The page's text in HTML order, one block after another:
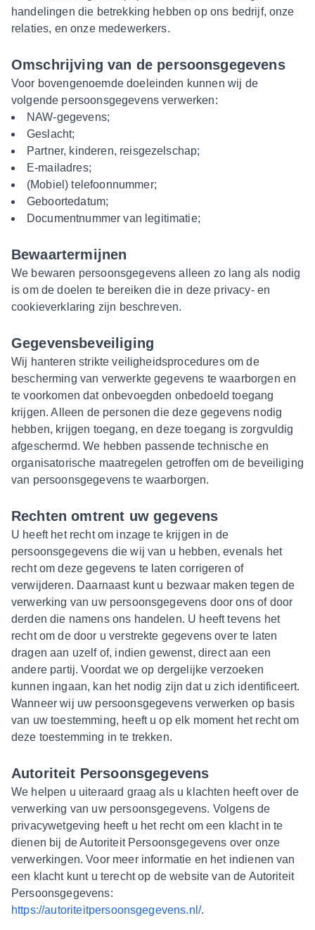
handelingen die betrekking hebben op ons bedrijf, onze
relaties, en onze medewerkers.
Omschrijving van de persoonsgegevens
Voor bovengenoemde doeleinden kunnen wij de
volgende persoonsgegevens verwerken:
NAW-gegevens;
Geslacht;
Partner, kinderen, reisgezelschap;
E-mailadres;
(Mobiel) telefoonnummer;
Geboortedatum;
Documentnummer van legitimatie;
Bewaartermijnen
We bewaren persoonsgegevens alleen zo lang als nodig
is om de doelen te bereiken die in deze privacy- en
cookieverklaring zijn beschreven.
Gegevensbeveiliging
Wij hanteren strikte veiligheidsprocedures om de
bescherming van verwerkte gegevens te waarborgen en
te voorkomen dat onbevoegden onbedoeld toegang
krijgen. Alleen de personen die deze gegevens nodig
hebben, krijgen toegang, en deze toegang is zorgvuldig
afgeschermd. We hebben passende technische en
organisatorische maatregelen getroffen om de beveiliging
van persoonsgegevens te waarborgen.
Rechten omtrent uw gegevens
U heeft het recht om inzage te krijgen in de
persoonsgegevens die wij van u hebben, evenals het
recht om deze gegevens te laten corrigeren of
verwijderen. Daarnaast kunt u bezwaar maken tegen de
verwerking van uw persoonsgegevens door ons of door
derden die namens ons handelen. U heeft tevens het
recht om de door u verstrekte gegevens over te laten
dragen aan uzelf of, indien gewenst, direct aan een
andere partij. Voordat we op dergelijke verzoeken
kunnen ingaan, kan het nodig zijn dat u zich identificeert.
Wanneer wij uw persoonsgegevens verwerken op basis
van uw toestemming, heeft u op elk moment het recht om
deze toestemming in te trekken.
Autoriteit Persoonsgegevens
We helpen u uiteraard graag als u klachten heeft over de
verwerking van uw persoonsgegevens. Volgens de
privacywetgeving heeft u het recht om een klacht in te
dienen bij de Autoriteit Persoonsgegevens over onze
verwerkingen. Voor meer informatie en het indienen van
een klacht kunt u terecht op de website van de Autoriteit
Persoonsgegevens:
https://autoriteitpersoonsgegevens.nl/.